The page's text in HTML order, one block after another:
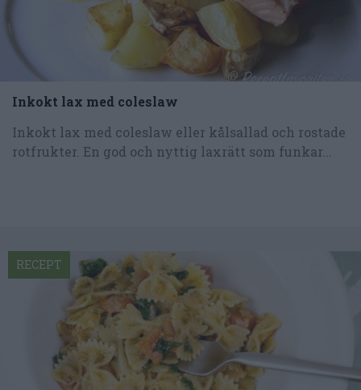
Inkokt lax med coleslaw
Inkokt lax med coleslaw eller kålsallad och rostade
rotfrukter. En god och nyttig laxrätt som funkar...
RECEPT